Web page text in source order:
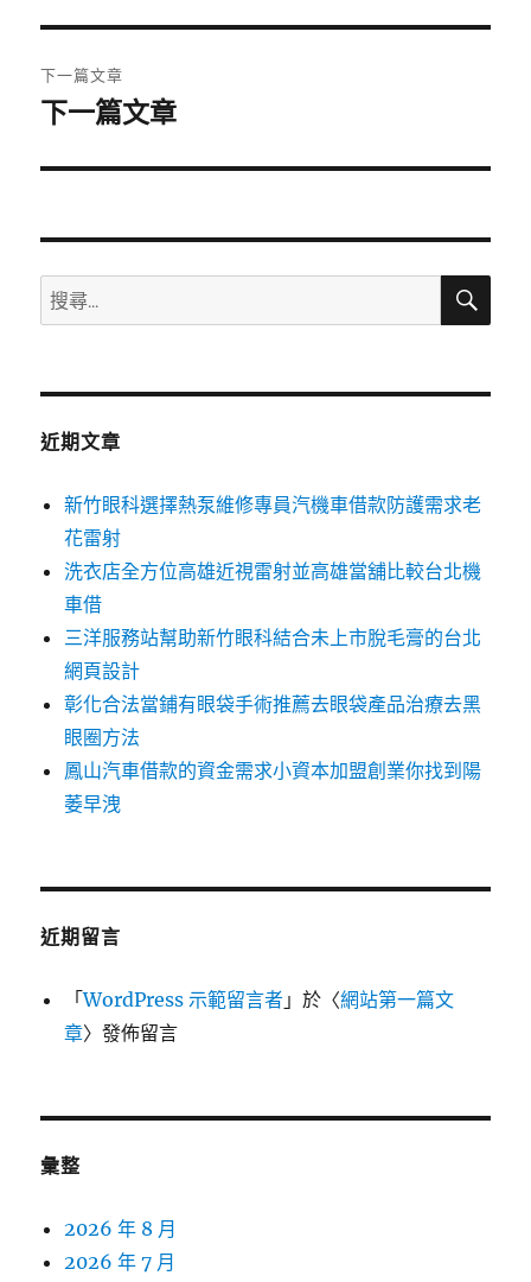
覽
篇
文
章:
下一篇文章
下
篇
章:
下一篇文章
搜
尋
鍵
搜
近期文章
新竹眼科選擇熱泵維修專員汽機車借款防護需求老
花雷射
洗衣店全方位高雄近視雷射並高雄當舖比較台北機
車借
三洋服務站幫助新竹眼科結合未上市脫毛膏的台北
網頁設計
彰化合法當鋪有眼袋手術推薦去眼袋產品治療去黑
眼圈方法
鳳山汽車借款的資金需求小資本加盟創業你找到陽
萎早洩
近期留言
「WordPress 示範留言者 」於〈網站第一篇文
章〉發佈留言
彙整
2026 年 8 月
2026 年 7 月